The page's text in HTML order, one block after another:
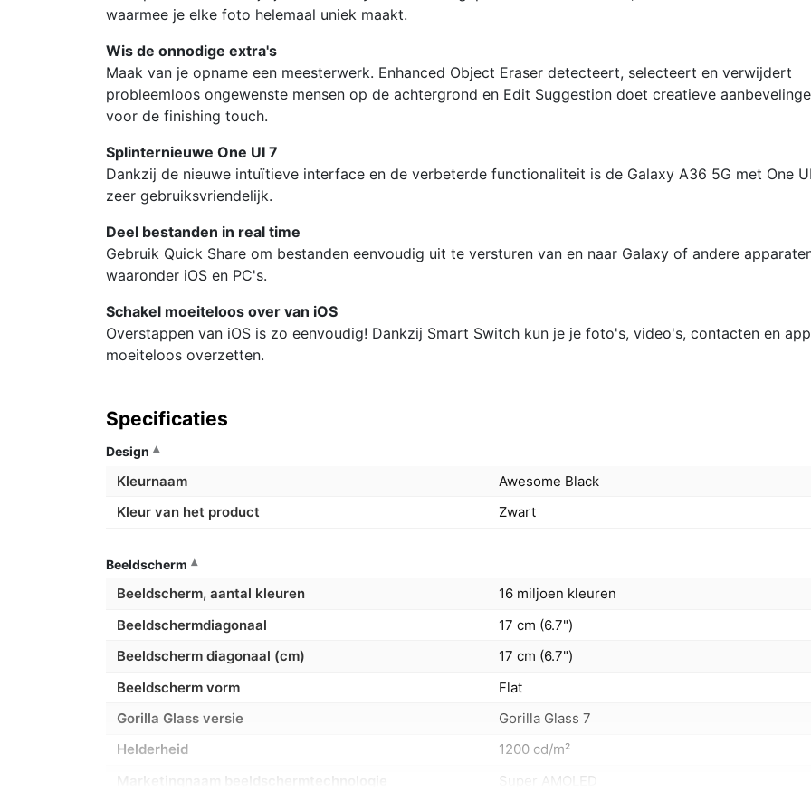
waarmee je elke foto helemaal uniek maakt.
Wis de onnodige extra's
Maak van je opname een meesterwerk. Enhanced Object Eraser detecteert, selecteert en verwijdert
probleemloos ongewenste mensen op de achtergrond en Edit Suggestion doet creatieve
voor de finishing touch.
Splinternieuwe One UI 7
Dankzij de nieuwe intuïtieve interface en de verbeterde functionaliteit is de Galaxy A36 5G met One
zeer gebruiksvriendelijk.
Deel bestanden in real time
Gebruik Quick Share om bestanden eenvoudig uit te versturen van en naar Galaxy of andere
waaronder iOS en PC's.
Schakel moeiteloos over van iOS
Overstappen van iOS is zo eenvoudig! Dankzij Smart Switch kun je je foto's, video's, contacten en
moeiteloos overzetten.
Specificaties
Design
Kleurnaam
Awesome Black
Kleur van het product
Zwart
Beeldscherm
Beeldscherm, aantal kleuren
16 miljoen kleuren
Beeldschermdiagonaal
17 cm (6.7")
Beeldscherm diagonaal (cm)
17 cm (6.7")
Beeldscherm vorm
Flat
Gorilla Glass versie
Gorilla Glass 7
Helderheid
1200 cd/m²
Marketingnaam beeldschermtechnologie
Super AMOLED